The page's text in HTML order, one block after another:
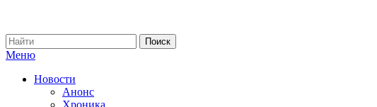
Меню
Новости
Анонс
Хроника